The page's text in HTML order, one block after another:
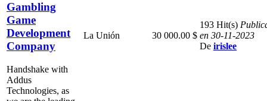
Gambling
Game
Development
Company
Handshake with
Addus
Technologies, as
La Unión 30 000.00 $
193 Hit(s)
en 30-11-2023
De irislee